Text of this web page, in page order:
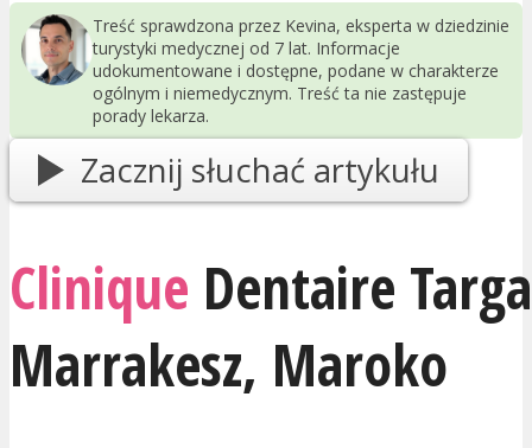
Treść sprawdzona przez Kevina, eksperta w dziedzinie
turystyki medycznej od 7 lat. Informacje
udokumentowane i dostępne, podane w charakterze
ogólnym i niemedycznym. Treść ta nie zastępuje
porady lekarza.
Zacznij słuchać artykułu
Clinique Dentaire
Marrakesz, Maroko